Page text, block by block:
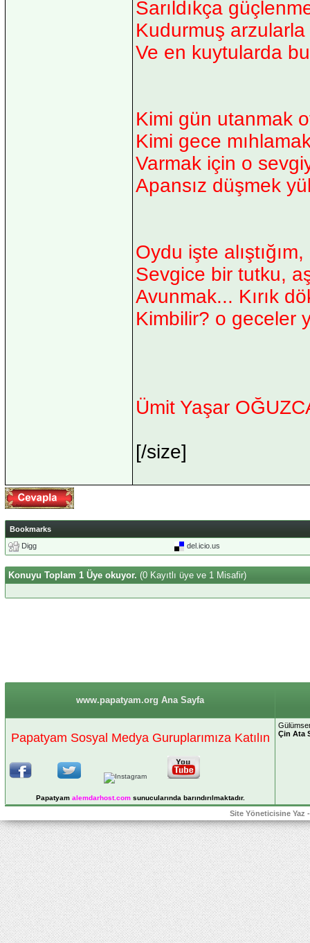
Sarıldıkça
Kudurmuş
Ve en kuytularda
Kimi gün utanmak
Kimi gece
Varmak için o
Apansız düşmek
Oydu işte
Sevgice bir tutku,
Avunmak... Kırık
Kimbilir? o geceler
Ümit Yaşar
[/size]
Bookmarks
Digg
del.icio.us
Konuyu Toplam 1 Üye okuyor. (0 Kayıtlı üye ve 1 Misafir)
www.papatyam.org Ana Sayfa
Papatyam Sosyal Medya Guruplarımıza Katılın
Papatyam alemdarhost.comsunucularında barındırılmaktadır.
Çin Ata
Site Yöneticisine Yaz